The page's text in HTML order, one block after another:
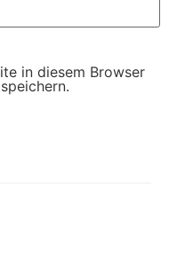
in diesem Browser